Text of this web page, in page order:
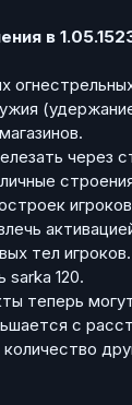
в
через
тел игроков.
sarka 120.
теперь
с